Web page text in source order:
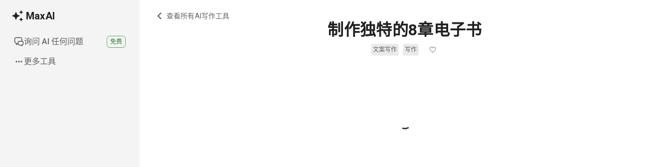
MaxAI
询问 AI 任何问题 免费
更多工具
查看所有AI写作工具
制作独特的8章电子书
文案写作 写作